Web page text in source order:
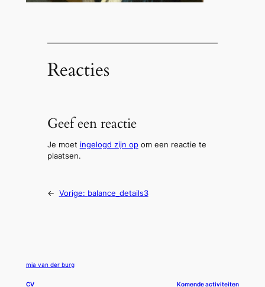
Reacties
Geef een reactie
Je moet ingelogd zijn opom een reactie te
plaatsen.
← Vorige: balance_details3
mia van der burg
CV Komende activiteiten